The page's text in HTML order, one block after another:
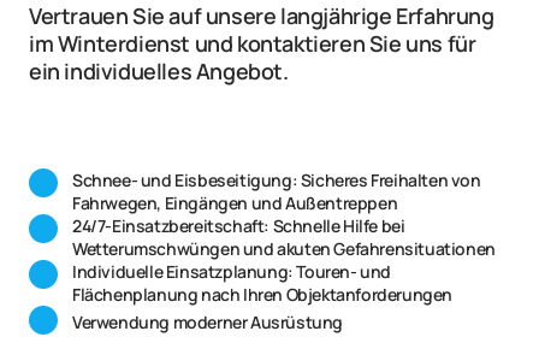
Vertrauen Sie auf unsere langjährige Erfahrung
im Winterdienst und kontaktieren Sie uns für
ein individuelles Angebot.
Schnee- und Eisbeseitigung: Sicheres Freihalten von
Fahrwegen, Eingängen und Außentreppen
24/7-Einsatzbereitschaft: Schnelle Hilfe bei
Wetterumschwüngen und akuten Gefahrensituationen
Individuelle Einsatzplanung: Touren- und
Flächenplanung nach Ihren Objektanforderungen
Verwendung moderner Ausrüstung